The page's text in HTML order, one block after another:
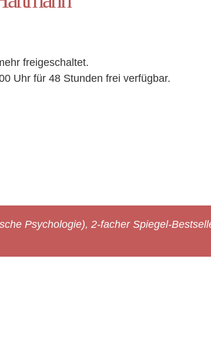
freigeschaltet.
Uhr für 48 Stunden frei verfügbar.
Psychologie), 2-facher Spiegel-